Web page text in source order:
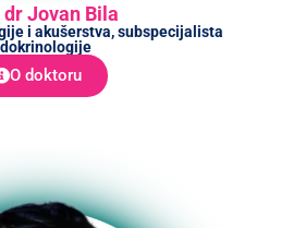
Jovan Bila
i akušerstva, subspecijalista
O doktoru